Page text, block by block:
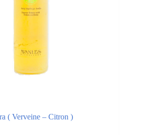
( Verveine – Citron )